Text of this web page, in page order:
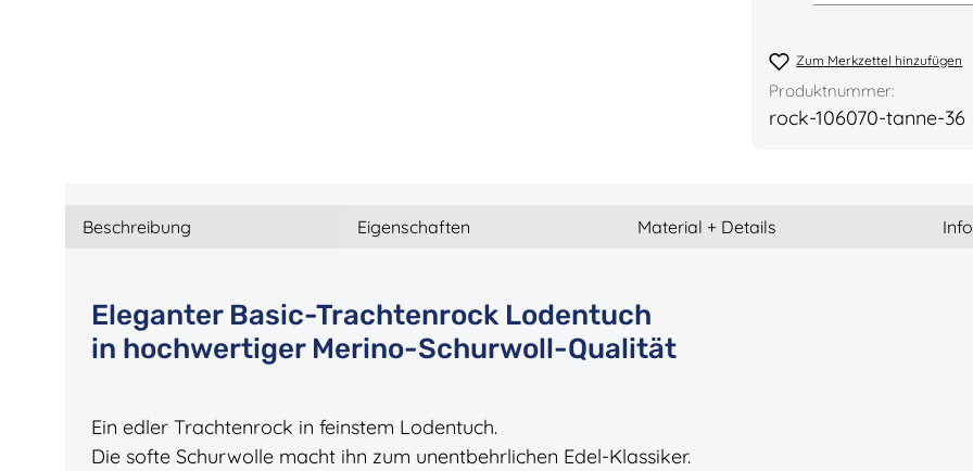
Zum Merkzettel hinzufügen
Produktnummer:
rock-106070-tanne-36
Beschreibung Eigenschaften Material + Details Info
Eleganter Basic-Trachtenrock Lodentuch
in hochwertiger Merino-Schurwoll-Qualität
Ein edler Trachtenrock in feinstem Lodentuch.
Die softe Schurwolle macht ihn zum unentbehrlichen Edel-Klassiker.